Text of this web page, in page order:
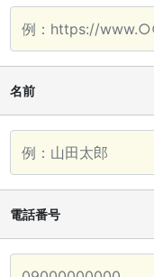
名前
電話番号